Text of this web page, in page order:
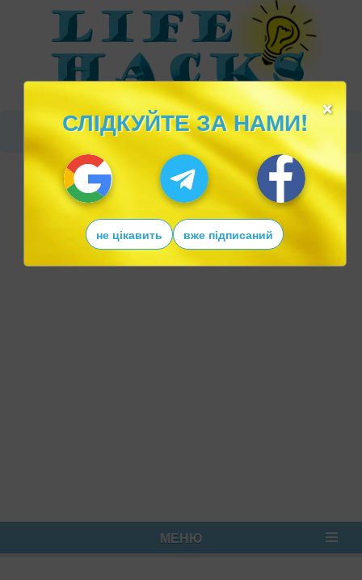
МЕНЮ
×
СЛІДКУЙТЕ ЗА НАМИ!
не цікавить вже підписаний